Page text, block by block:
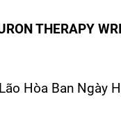
THERAPY
Hòa Ban Ngày